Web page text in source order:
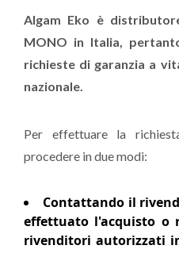
Algam Eko è
MONO in Italia,
richieste di garanzia a
nazionale.
Per effettuare la
procedere in due modi:
Contattando il
effettuato l'acquisto o
rivenditori autorizzati